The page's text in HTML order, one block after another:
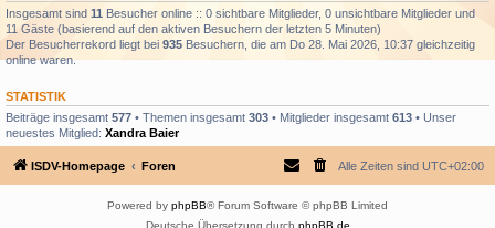
Insgesamt sind 11 Besucher online :: 0 sichtbare Mitglieder, 0 unsichtbare Mitglieder und
11 Gäste (basierend auf den aktiven Besuchern der letzten 5 Minuten)
Der Besucherrekord liegt bei 935 Besuchern, die am Do 28. Mai 2026, 10:37 gleichzeitig
online waren.
STATISTIK
Beiträge insgesamt 577 • Themen insgesamt 303 • Mitglieder insgesamt 613 • Unser
neuestes Mitglied: Xandra Baier
ISDV-Homepage Foren Alle Zeiten sind UTC+02:00
Powered by phpBB® Forum Software © phpBB Limited
Deutsche Übersetzung durch phpBB.de